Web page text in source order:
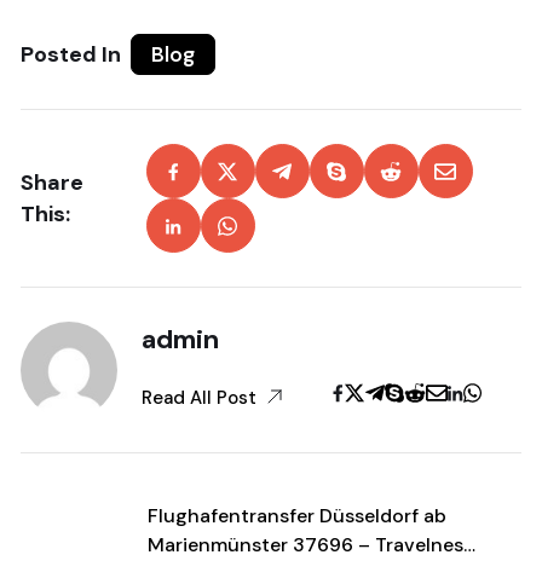
Posted In Blog
Share
This:
admin
Read All Post
Flughafentransfer Düsseldorf ab
Marienmünster 37696 – Travelnes